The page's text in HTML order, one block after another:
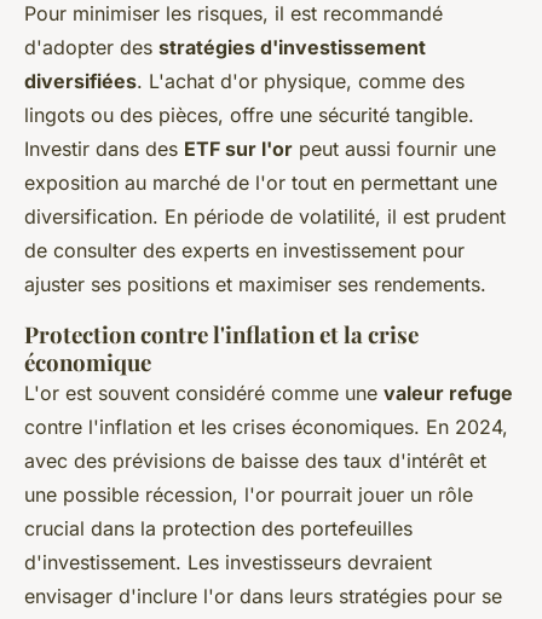
Pour minimiser les risques, il est recommandé
d'adopter des stratégies d'investissement
diversifiées. L'achat d'or physique, comme des
lingots ou des pièces, offre une sécurité tangible.
Investir dans des ETF sur l'or peut aussi fournir une
exposition au marché de l'or tout en permettant une
diversification. En période de volatilité, il est prudent
de consulter des experts en investissement pour
ajuster ses positions et maximiser ses rendements.
Protection contre l'inflation et la crise
économique
L'or est souvent considéré comme une valeur refuge
contre l'inflation et les crises économiques. En 2024,
avec des prévisions de baisse des taux d'intérêt et
une possible récession, l'or pourrait jouer un rôle
crucial dans la protection des portefeuilles
d'investissement. Les investisseurs devraient
envisager d'inclure l'or dans leurs stratégies pour se